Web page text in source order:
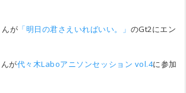
が 「明日の君さえいればいい。」 のGt2にエン
が代々木Laboアニソンセッション vol.4に参加